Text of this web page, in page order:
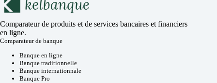
Comparateur de produits et de services bancaires et financiers
en ligne.
Comparateur de banque
Banque en ligne
Banque traditionnelle
Banque internationnale
Banque Pro